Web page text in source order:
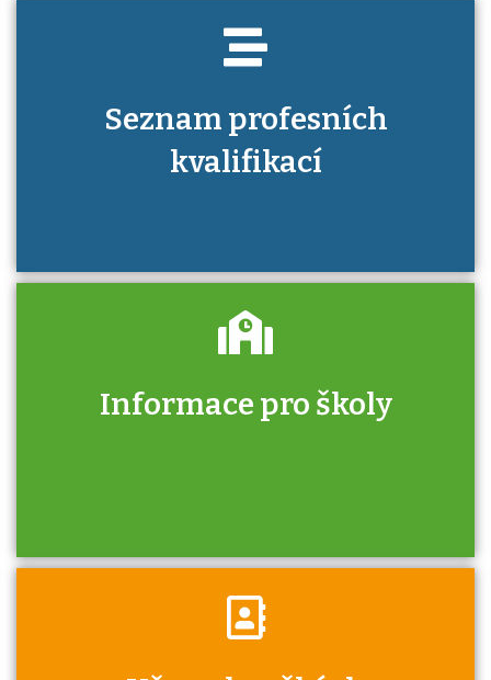
Seznam profesních
kvalifikací
Informace pro školy
Zjistěte, jak se přihlásit ke zkoušce a kde